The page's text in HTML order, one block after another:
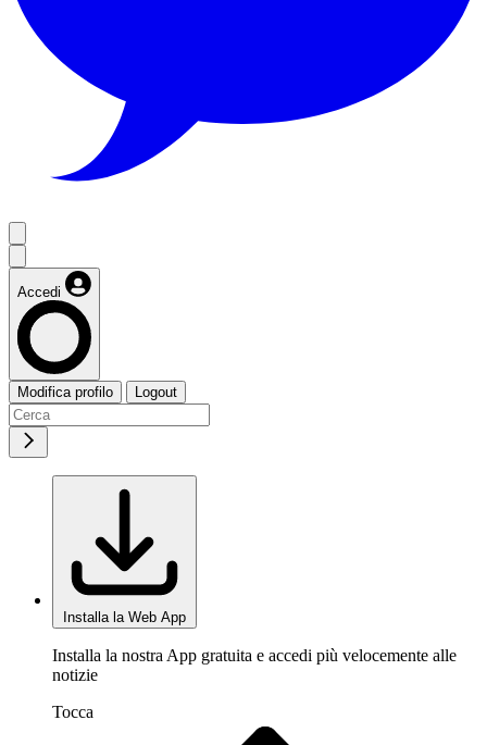
Accedi
Modifica profilo Logout
Installa la Web App
Installa la nostra App gratuita e accedi più velocemente alle
notizie
Tocca